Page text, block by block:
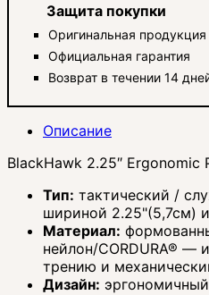
Защита покупки
Оригинальная продукция
Официальная гарантия
Возврат в течении 14
Описание
BlackHawk 2.25″ Ergonomic
Тип: тактический /
шириной 2.25"(5,7см)
Материал:
нейлон/CORDURA® —
трению и
Дизайн: